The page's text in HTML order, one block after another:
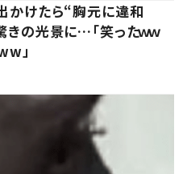
かけたら“胸元に違和
の光景に…「笑ったｗｗ
」